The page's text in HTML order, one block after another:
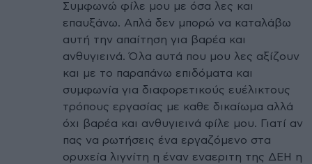
Συμφωνώ φίλε μου με όσα λες και
επαυξάνω. Απλά δεν μπορώ να καταλάβω
αυτή την απαίτηση για βαρέα και
ανθυγιεινά. Όλα αυτά που μου λες αξίζουν
και με το παραπάνω επιδόματα και
συμφωνία για διαφορετικούς ευέλικτους
τρόπους εργασίας με καθε δικαίωμα αλλά
όχι βαρέα και ανθυγιεινά φίλε μου. Γιατί αν
πας να ρωτήσεις ένα εργαζόμενο στα
ορυχεία λιγνίτη η έναν εναεριτη της ΔΕΗ η